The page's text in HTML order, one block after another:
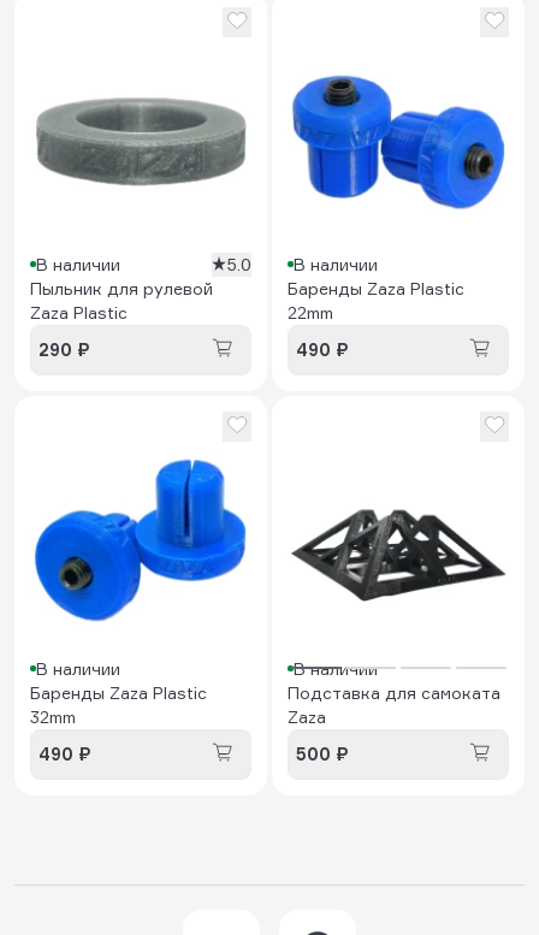
В наличии
5.0
Пыльник для рулевой
Zaza Plastic
290 ₽
В наличии
Баренды Zaza Plastic
22mm
490 ₽
В наличии
Баренды Zaza Plastic
32mm
490 ₽
В наличии
Подставка для самоката
Zaza
500 ₽